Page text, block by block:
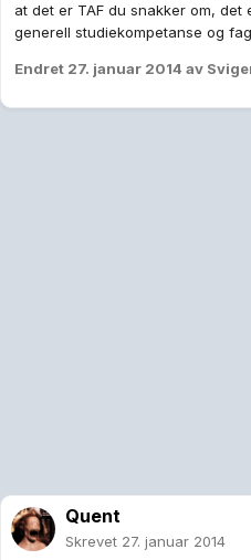
at det er TAF du snakker om,
generell studiekompetanse og
Endret 27. januar 2014 av
Quent
Skrevet 27. januar 2014